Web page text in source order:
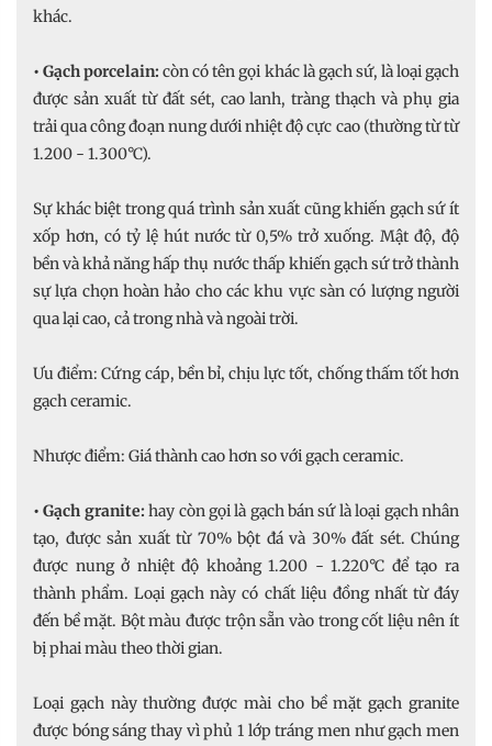
khác.
• Gạch porcelain:còn có tên gọi khác là gạch sứ, là loại gạch
được sản xuất từ đất sét, cao lanh, tràng thạch và phụ gia
trải qua công đoạn nung dưới nhiệt độ cực cao (thường từ từ
1.200 - 1.300°C).
Sự khác biệt trong quá trình sản xuất cũng khiến gạch sứ ít
xốp hơn, có tỷ lệ hút nước từ 0,5% trở xuống. Mật độ, độ
bền và khả năng hấp thụ nước thấp khiến gạch sứ trở thành
sự lựa chọn hoàn hảo cho các khu vực sàn có lượng người
qua lại cao, cả trong nhà và ngoài trời.
Ưu điểm: Cứng cáp, bền bỉ, chịu lực tốt, chống thấm tốt hơn
gạch ceramic.
Nhược điểm: Giá thành cao hơn so với gạch ceramic.
• Gạch granite: hay còn gọi là gạch bán sứ là loại gạch nhân
tạo, được sản xuất từ 70% bột đá và 30% đất sét. Chúng
được nung ở nhiệt độ khoảng 1.200 - 1.220°C để tạo ra
thành phẩm. Loại gạch này có chất liệu đồng nhất từ đáy
đến bề mặt. Bột màu được trộn sẵn vào trong cốt liệu nên ít
bị phai màu theo thời gian.
Loại gạch này thường được mài cho bề mặt gạch granite
được bóng sáng thay vì phủ 1 lớp tráng men như gạch men